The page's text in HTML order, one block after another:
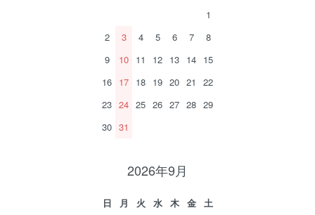
1
2
3 4 5 6 7
8
9
10 11 12 13 14 15
16 17 18 19 20 21
22
23 24 25 26 27 28 29
30 31
2026年9月
日 月 火 水 木 金
土